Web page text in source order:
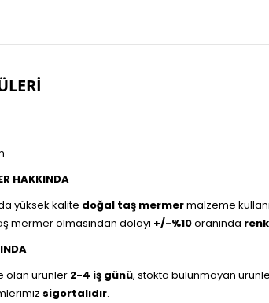
HAKKINDA
yüksek kalite doğal taş mermermalzeme
mermer olmasından dolayı +/-%10oranında
olan ürünler 2-4 iş günü, stokta bulunmayan
sigortalıdır.